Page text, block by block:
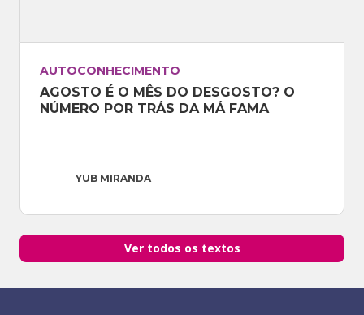
AUTOCONHECIMENTO
AGOSTO É O MÊS DO DESGOSTO? O
NÚMERO POR TRÁS DA MÁ FAMA
YUB MIRANDA
Ver todos os textos